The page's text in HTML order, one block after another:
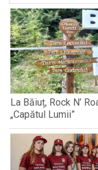
La Băiuț, Rock N’
„Capătul Lumii”